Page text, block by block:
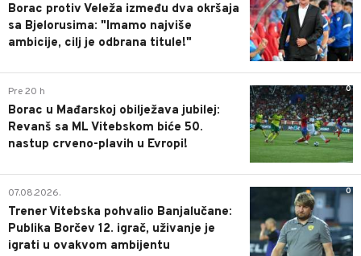
Borac protiv Veleža između dva okršaja
sa Bjelorusima: "Imamo najviše
ambicije, cilj je odbrana titule!"
0
Pre 20 h
Borac u Mađarskoj obilježava jubilej:
Revanš sa ML Vitebskom biće 50.
nastup crveno-plavih u Evropi!
0
07.08.2026.
Trener Vitebska pohvalio Banjalučane:
Publika Borčev 12. igrač, uživanje je
igrati u ovakvom ambijentu